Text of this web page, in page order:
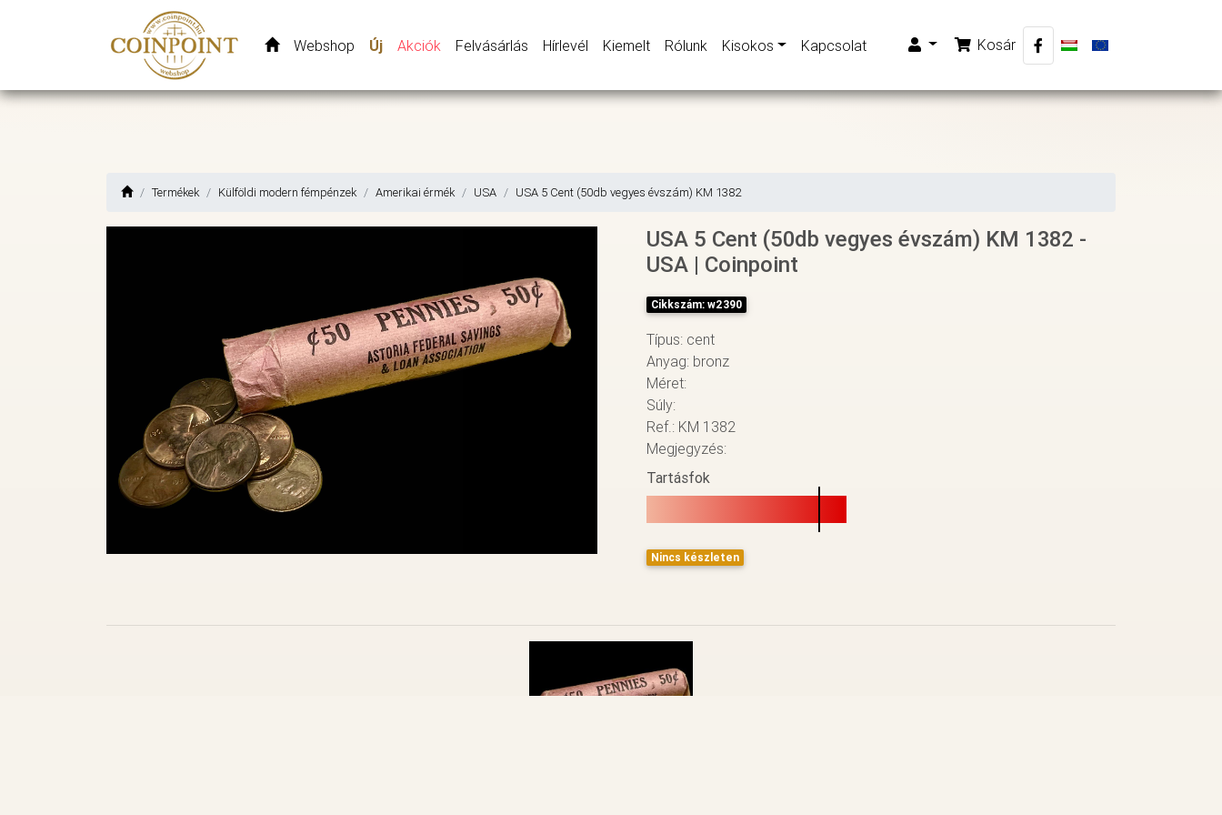
Webshop Új Akciók Felvásárlás Hírlevél Kiemelt Rólunk Kisokos Kapcsolat Kosár
Termékek Külföldi modern fémpénzek Amerikai érmék USA USA 5 Cent (50db vegyes évszám) KM 1382
USA 5 Cent (50db vegyes évszám) KM 1382 -
USA | Coinpoint
Cikkszám: w2390
Típus: cent
Anyag: bronz
Méret:
Súly:
Ref.: KM 1382
Megjegyzés:
Tartásfok
Nincs készleten